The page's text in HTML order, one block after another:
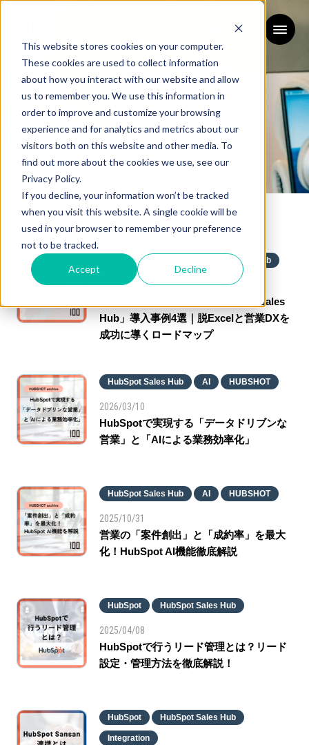
This website stores cookies on your computer.
These cookies are used to collect information
about how you interact with our website and allow
us to remember you. We use this information in
order to improve and customize your browsing
experience and for analytics and metrics about our
visitors both on this website and other media. To
find out more about the cookies we use, see our
Privacy Policy.
If you decline, your information won’t be tracked
when you visit this website. A single cookie will be
used in your browser to remember your preference
not to be tracked.
Accept Decline
100ブログ
BLOG
HubSpot HubSpot Sales Hub
2026/04/06
経営の意思を実装する「HubSpot Sales
Hub」導入事例4選｜脱Excelと営業DXを
成功に導くロードマップ
HubSpot Sales Hub AI HUBSHOT
2026/03/10
HubSpotで実現する「データドリブンな
営業」と「AIによる業務効率化」
HubSpot Sales Hub AI HUBSHOT
2025/10/31
営業の「案件創出」と「成約率」を最大
化！HubSpot AI機能徹底解説
HubSpot HubSpot Sales Hub
2025/04/08
HubSpotで行うリード管理とは？リード
設定・管理方法を徹底解説！
HubSpot HubSpot Sales Hub
Integration